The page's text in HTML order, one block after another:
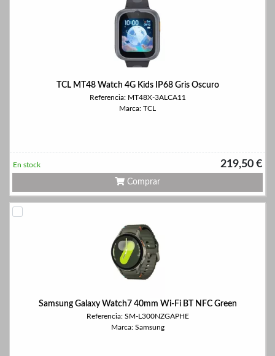
TCL MT48 Watch 4G Kids IP68 Gris Oscuro
Referencia: MT48X-3ALCA11
Marca: TCL
219,50 €
En stock
Comprar
Samsung Galaxy Watch7 40mm Wi-Fi BT NFC Green
Referencia: SM-L300NZGAPHE
Marca: Samsung